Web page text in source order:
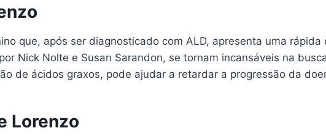
que, após ser diagnosticado com ALD, apresenta uma rápida
Nick Nolte e Susan Sarandon, se tornam incansáveis na
de ácidos graxos, pode ajudar a retardar a progressão da
Lorenzo